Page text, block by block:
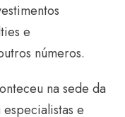
e
números.
na sede da
e